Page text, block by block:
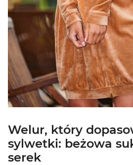
Welur, który
sylwetki: beżowa
serek